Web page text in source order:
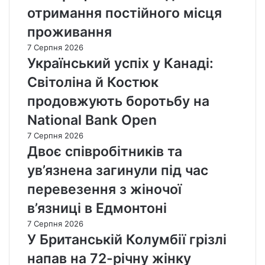
у
н
о
м
н
ц
і
ю
е
з
р
а
в
м
у
д
о
с
т
о
к
в
о
з
д
В
а
ш
и
н
г
т
о
н
а
н
а
л
і
з
а
г
о
отримання постійного місця
проживання
7 Серпня 2026
Український успіх у Канаді:
Світоліна й Костюк
продовжують боротьбу на
National Bank Open
7 Серпня 2026
Двоє співробітників та
ув’язнена загинули під час
перевезення з жіночої
в’язниці в Едмонтоні
7 Серпня 2026
У Британській Колумбії грізлі
напав на 72-річну жінку